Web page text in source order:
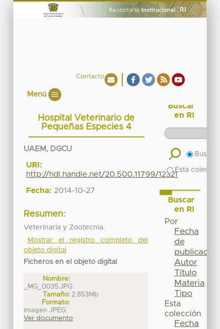
Contacto
Menú
Hospital Veterinario de
Pequeñas Especies 4
UAEM, DGCU
URI:
http://hdl.handle.net/20.500.11799/12321
Fecha: 2014-10-27
Resumen:
Veterinaria y Zootecnia.
Mostrar el registro completo del
objeto digital
Ficheros en el objeto digital
Nombre:
_MG_0035.JPG
Tamaño: 2.853Mb
Formato:
imagen JPEG
Ver documento
Buscar
en RI
Buscar
Esta
Buscar
en RI
Por
Fecha
de
publicación
Autor
Título
Materia
Tipo
Esta
colección
Fecha